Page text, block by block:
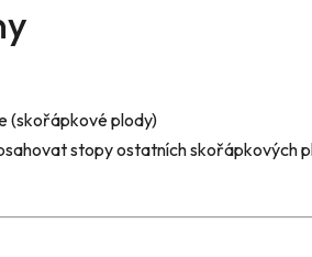
(skořápkové plody)
stopy ostatních skořápkových